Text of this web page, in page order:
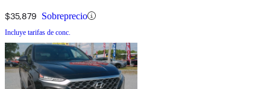
$35,879 Sobreprecio
Incluye tarifas de conc.